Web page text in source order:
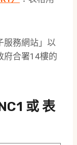
服務網站」以
府合署14樓的
或 表